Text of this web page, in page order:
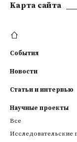
Kарта сайта
События
Новости
Статьи и интервью
Научные проекты
Все
Исследовательские